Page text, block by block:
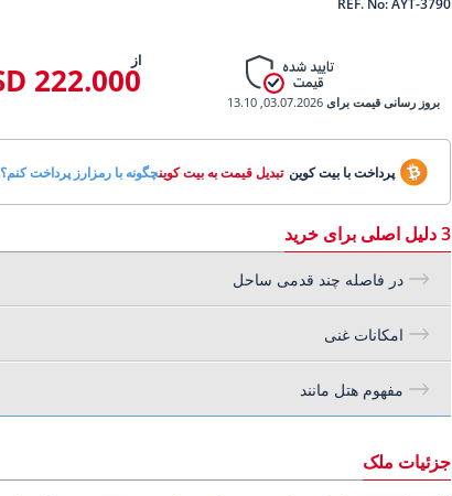
از
222.000 USD
بروز رسانی قیمت برای03.07.2026, 13.10
پرداخت با بیت کوین تبدیل قیمت به بیت کوینچگونه با رمزارز پرداخت کنم؟
3 دلیل اصلی برای خرید
در فاصله چند قدمی ساحل
امکانات غنی
مفهوم هتل مانند
جزئیات ملک